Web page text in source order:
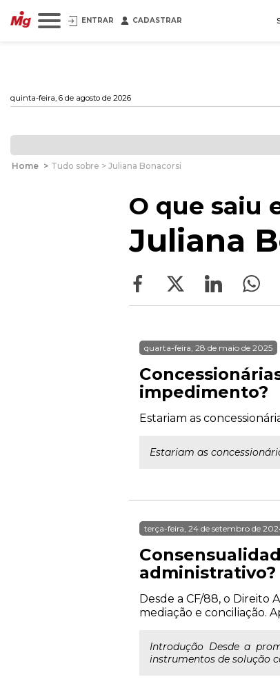
ENTRAR CADASTRAR
quinta-feira, 6 de agosto de 2026
Home > Tudo sobre > Juliana Bonacorsi
O que saiu
Juliana
quarta-feira, 28 de maio de 2025
impedimento?
Estariam as
Estariam as
terça-feira, 24 de setembro de
administrativo?
Desde a CF/88, o
mediação e conciliação.
Introdução Desde a
instrumentos de solução